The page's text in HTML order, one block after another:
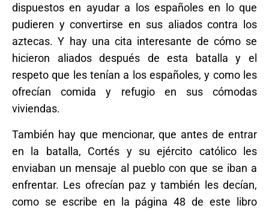
dispuestos en ayudar a los españoles en lo que
pudieren y convertirse en sus aliados contra los
aztecas. Y hay una cita interesante de cómo se
hicieron aliados después de esta batalla y el
respeto que les tenían a los españoles, y como les
ofrecían comida y refugio en sus cómodas
viviendas.
También hay que mencionar, que antes de entrar
en la batalla, Cortés y su ejército católico les
enviaban un mensaje al pueblo con que se iban a
enfrentar. Les ofrecían paz y también les decían,
como se escribe en la página 48 de este libro